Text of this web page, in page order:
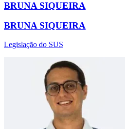
BRUNA SIQUEIRA
BRUNA SIQUEIRA
Legislação do SUS